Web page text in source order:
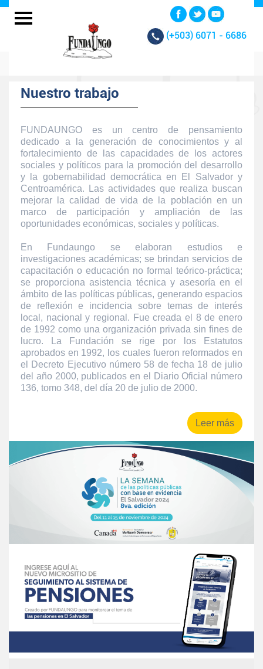
(+503) 6071 - 6686
Nuestro trabajo
FUNDAUNGO es un centro de pensamiento
dedicado a la generación de conocimientos y al
fortalecimiento de las capacidades de los actores
sociales y políticos para la promoción del desarrollo
y la gobernabilidad democrática en El Salvador y
Centroamérica. Las actividades que realiza buscan
mejorar la calidad de vida de la población en un
marco de participación y ampliación de las
oportunidades económicas, sociales y políticas.
En Fundaungo se elaboran estudios e
investigaciones académicas; se brindan servicios de
capacitación o educación no formal teórico-práctica;
se proporciona asistencia técnica y asesoría en el
ámbito de las políticas públicas, generando espacios
de reflexión e incidencia sobre temas de interés
local, nacional y regional. Fue creada el 8 de enero
de 1992 como una organización privada sin fines de
lucro. La Fundación se rige por los Estatutos
aprobados en 1992, los cuales fueron reformados en
el Decreto Ejecutivo número 58 de fecha 18 de julio
del año 2000, publicados en el Diario Oficial número
136, tomo 348, del día 20 de julio de 2000.
Leer más